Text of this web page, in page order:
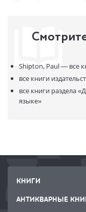
Shipton, Paul — все
все книги
все книги раздела
языке»
КНИГИ
АНТИКВАРНЫЕ